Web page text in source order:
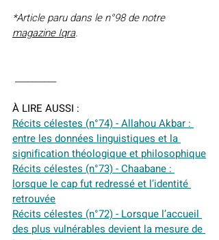
*Article paru dans le n°98 de notre
magazine Iqra.
__________
À LIRE AUSSI :
Récits célestes (n°74) - Allahou Akbar :
entre les données linguistiques et la
signification théologique et philosophique
Récits célestes (n°73) - Chaabane :
lorsque le cap fut redressé et l’identité
retrouvée
Récits célestes (n°72) - Lorsque l’accueil
des plus vulnérables devient la mesure de